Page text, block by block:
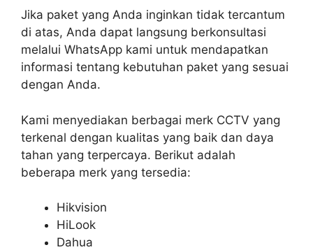
Jika paket yang Anda inginkan tidak tercantum
di atas, Anda dapat langsung berkonsultasi
melalui WhatsApp kami untuk mendapatkan
informasi tentang kebutuhan paket yang sesuai
dengan Anda.
Kami menyediakan berbagai merk CCTV yang
terkenal dengan kualitas yang baik dan daya
tahan yang terpercaya. Berikut adalah
beberapa merk yang tersedia:
Hikvision
HiLook
Dahua